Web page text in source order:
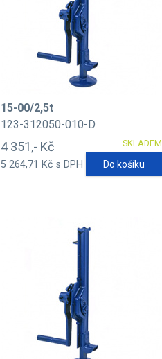
15-00/2,5t
123-312050-010-D
SKLADEM
4 351,- Kč
5 264,71 Kč s DPH Do košíku